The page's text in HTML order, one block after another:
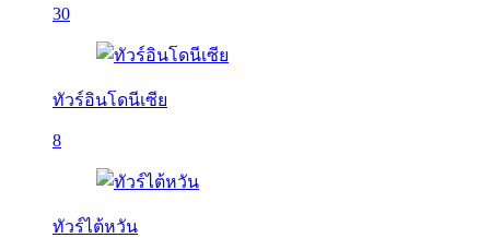
30
ทัวร์อินโดนีเซีย
8
ทัวร์ไต้หวัน